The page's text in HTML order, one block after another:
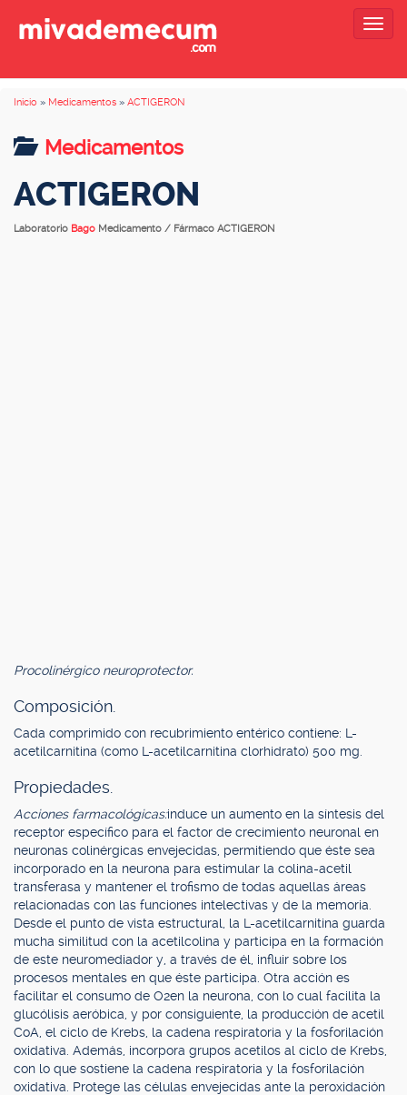
Inicio » Medicamentos » ACTIGERON
Medicamentos
ACTIGERON
Laboratorio Bago Medicamento / Fármaco ACTIGERON
Procolinérgico neuroprotector.
Composición.
Cada comprimido con recubrimiento entérico contiene: L-
acetilcarnitina (como L-acetilcarnitina clorhidrato) 500 mg.
Propiedades.
Acciones farmacológicas:induce un aumento en la síntesis del
receptor específico para el factor de crecimiento neuronal en
neuronas colinérgicas envejecidas, permitiendo que éste sea
incorporado en la neurona para estimular la colina-acetil
transferasa y mantener el trofismo de todas aquellas áreas
relacionadas con las funciones intelectivas y de la memoria.
Desde el punto de vista estructural, la L-acetilcarnitina guarda
mucha similitud con la acetilcolina y participa en la formación
de este neuromediador y, a través de él, influir sobre los
procesos mentales en que éste participa. Otra acción es
facilitar el consumo de O2en la neurona, con lo cual facilita la
glucólisis aeróbica, y por consiguiente, la producción de acetil
CoA, el ciclo de Krebs, la cadena respiratoria y la fosforilación
oxidativa. Además, incorpora grupos acetilos al ciclo de Krebs,
con lo que sostiene la cadena respiratoria y la fosforilación
oxidativa. Protege las células envejecidas ante la peroxidación